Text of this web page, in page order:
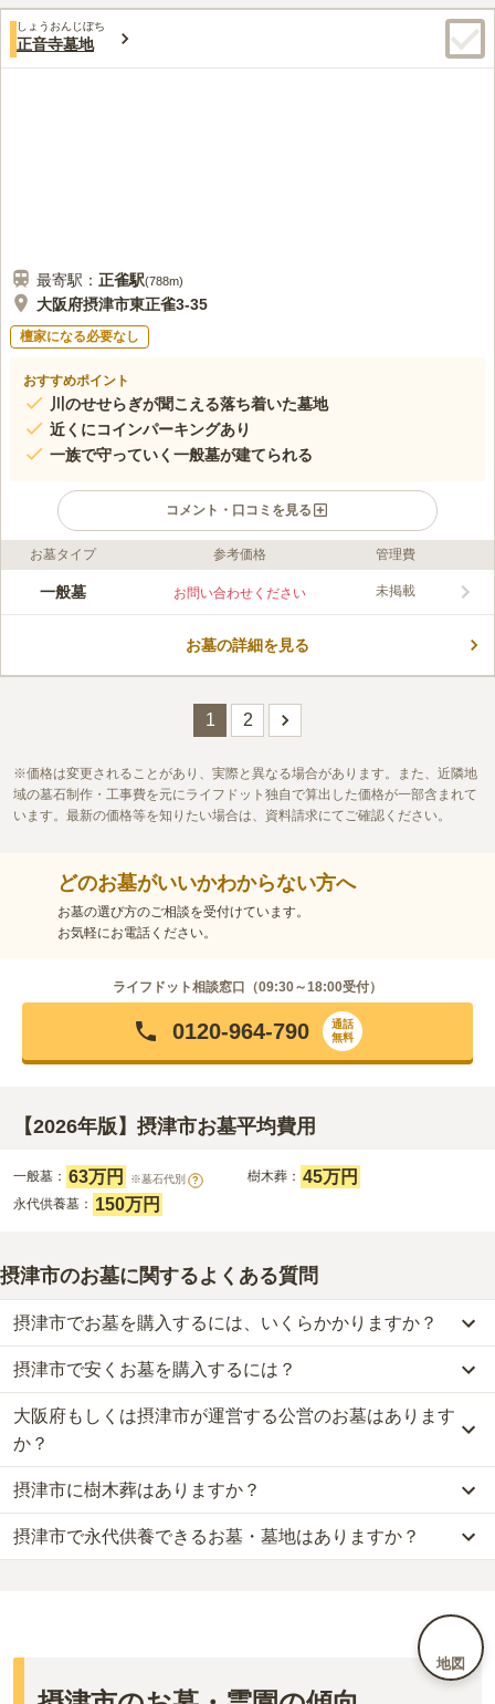
地図
口コミ評価
この霊園はまだ誰からも評価されていません。
しょうおんじぼち
正音寺墓地
最寄駅： 正雀駅(788m)
大阪府摂津市東正雀3-35
檀家になる必要なし
おすすめポイント
川のせせらぎが聞こえる落ち着いた墓地
近くにコインパーキングあり
一族で守っていく一般墓が建てられる
コメント・口コミを見る
ライフドット編集部のコメント
正音寺墓地は、大阪府摂津市にある共同墓地です。駐車場はあり
くりと眠ることができます。また、保育園や大学、体育館なども
この霊園はまだ誰からも評価されていません。
お墓タイプ 参考価格 管理費
一般墓 お問い合わせください 未掲載
お墓の詳細を見る
1 2
価格は変更されることがあり、実際と異なる場合があります。また、近隣地
域の墓石制作・工事費を元にライフドット独自で算出した価格が一部含まれて
います。最新の価格等を知りたい場合は、資料請求にてご確認ください。
どのお墓がいいかわからない方へ
お墓の選び方のご相談を受付けています。
お気軽にお電話ください。
ライフドット相談窓口（09:30～18:00受付）
0120-964-790
通話
無料
【2026年版】摂津市お墓平均費用
一般墓： 63万円 ※墓石代別 ? 樹木葬： 45万円
永代供養墓： 150万円
摂津市のお墓に関するよくある質問
摂津市でお墓を購入するには、いくらかかりますか？
摂津市での購入費用の目安は、一般墓が約209万円、樹木葬が約45
万円、永代供養墓が約150万円です。
一般墓を建てる場合は、「永代使用料（土地代）」と「墓石代」の
2つが主な費用となります。
摂津市の一般墓の永代使用料の平均は63万円で、墓石代は大阪府の
平均145.7万円です。いずれも区画の広さや墓石の大きさ・素材に
よって変わります。
樹木葬・納骨堂・永代供養墓は、基本的に墓石代がかからず、永代
なお、お墓によっては以下の費用が別途かかる場合があります。
：お墓を新しく建てた際に行う儀式のための費
用。僧侶に渡すお布施がかかります。
納骨式の費用
：お墓に遺骨を納める儀式のための費用。僧侶に渡
摂津市で安くお墓を購入するには？
摂津市で一番安価なお墓は、摂津市営 一津屋西墓地の一般墓で、
28万円
一般的に最も費用を抑えられるのは、他の方のご遺骨と一緒に埋葬
する「合祀墓（ごうしぼ）」と呼ばれるタイプです。個別のお墓に
比べて省スペースで管理の手間がかからないため、費用が安く設定
されています。
価格の目安は、1名あたり5万円〜30万円程度です。
で並び替えて
大阪府もしくは摂津市が運営する公営のお墓はあります
か？
摂津市には、大阪府もしくは摂津市
件あ
ります。
摂津市営 鳥飼下墓地 、摂津市営 一津屋西墓地 、 鳥飼西墓地
などが
代表的です。
公営霊園は民営の霊園と異なり、契約にあたって応募資格が設けら
主な条件として、遺骨がすでにある、該当の市区町村に一定年数以
上住んでいるなどが挙げられます。
摂津市に樹木葬はありますか？
摂津市には、1件の樹木葬があります。
詳しくは、摂津市の樹木葬の一覧をご覧ください。
摂津市で永代供養できるお墓・墓地はありますか？